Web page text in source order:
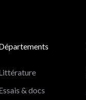
& docs